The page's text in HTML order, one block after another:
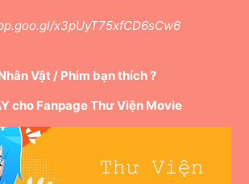
x3pUyT75xfCD6sCw6
Vật / Phim bạn thích ?
cho Fanpage Thư Viện Movie